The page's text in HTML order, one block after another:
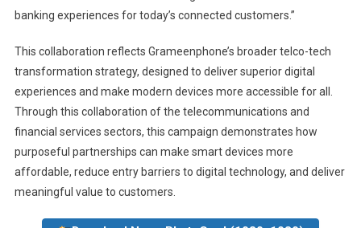
banking experiences for today’s connected customers.”
This collaboration reflects Grameenphone’s broader telco-tech
transformation strategy, designed to deliver superior digital
experiences and make modern devices more accessible for all.
Through this collaboration of the telecommunications and
financial services sectors, this campaign demonstrates how
purposeful partnerships can make smart devices more
affordable, reduce entry barriers to digital technology, and deliver
meaningful value to customers.